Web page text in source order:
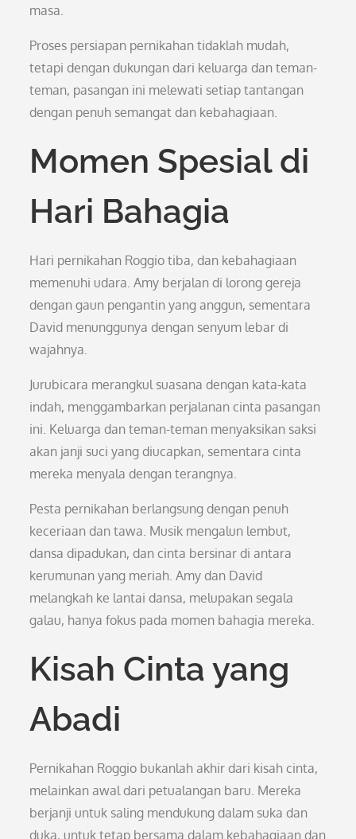
masa.
Proses persiapan pernikahan tidaklah mudah,
tetapi dengan dukungan dari keluarga dan teman-
teman, pasangan ini melewati setiap tantangan
dengan penuh semangat dan kebahagiaan.
Momen Spesial di
Hari Bahagia
Hari pernikahan Roggio tiba, dan kebahagiaan
memenuhi udara. Amy berjalan di lorong gereja
dengan gaun pengantin yang anggun, sementara
David menunggunya dengan senyum lebar di
wajahnya.
Jurubicara merangkul suasana dengan kata-kata
indah, menggambarkan perjalanan cinta pasangan
ini. Keluarga dan teman-teman menyaksikan saksi
akan janji suci yang diucapkan, sementara cinta
mereka menyala dengan terangnya.
Pesta pernikahan berlangsung dengan penuh
keceriaan dan tawa. Musik mengalun lembut,
dansa dipadukan, dan cinta bersinar di antara
kerumunan yang meriah. Amy dan David
melangkah ke lantai dansa, melupakan segala
galau, hanya fokus pada momen bahagia mereka.
Kisah Cinta yang
Abadi
Pernikahan Roggio bukanlah akhir dari kisah cinta,
melainkan awal dari petualangan baru. Mereka
berjanji untuk saling mendukung dalam suka dan
duka, untuk tetap bersama dalam kebahagiaan dan